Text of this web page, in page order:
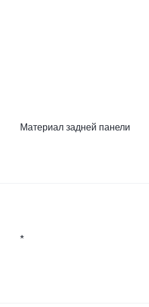
Материал задней панели
*